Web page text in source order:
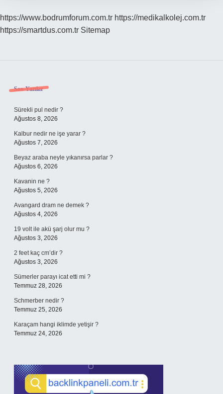
https://www.bodrumforum.com.tr https://medikalkolej.com.tr
https://smartdus.com.tr Sitemap
Sidebar
Son Yazılar
Sürekli pul nedir ?
Ağustos 8, 2026
Kalbur nedir ne işe yarar ?
Ağustos 7, 2026
Beyaz araba neyle yıkanırsa parlar ?
Ağustos 6, 2026
Kavanin ne ?
Ağustos 5, 2026
Avangard dram ne demek ?
Ağustos 4, 2026
19 volt ile akü şarj olur mu ?
Ağustos 3, 2026
2 feet kaç cm’dir ?
Ağustos 3, 2026
Sümerler parayı icat etti mi ?
Temmuz 28, 2026
Schmerber nedir ?
Temmuz 25, 2026
Karaçam hangi iklimde yetişir ?
Temmuz 24, 2026